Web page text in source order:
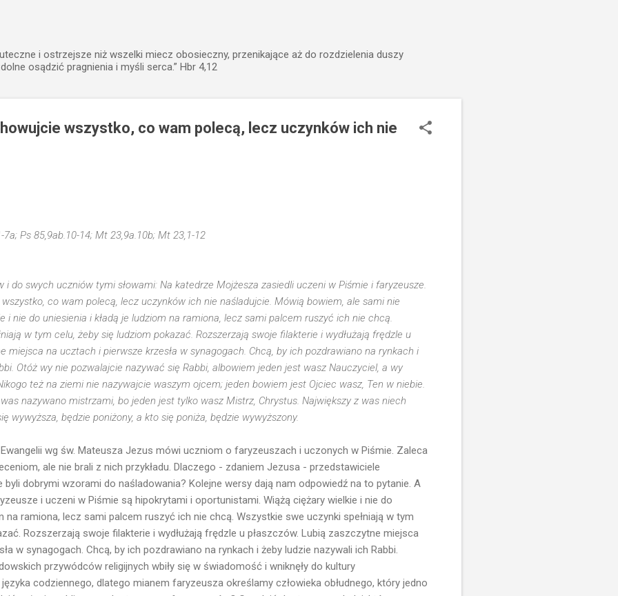
i ostrzejsze niż wszelki miecz obosieczny, przenikające aż do rozdzielenia duszy
osądzić pragnienia i myśli serca.” Hbr 4,12
wszystko, co wam polecą, lecz uczynków ich nie
Ps 85,9ab.10-14; Mt 23,9a.10b; Mt 23,1-12
i do swych uczniów tymi słowami: Na katedrze Mojżesza zasiedli uczeni w Piśmie i faryzeusze.
co wam polecą, lecz uczynków ich nie naśladujcie. Mówią bowiem, ale sami nie
i nie do uniesienia i kładą je ludziom na ramiona, lecz sami palcem ruszyć ich nie chcą.
w tym celu, żeby się ludziom pokazać. Rozszerzają swoje filakterie i wydłużają frędzle u
miejsca na ucztach i pierwsze krzesła w synagogach. Chcą, by ich pozdrawiano na rynkach i
Otóż wy nie pozwalajcie nazywać się Rabbi, albowiem jeden jest wasz Nauczyciel, a wy
też na ziemi nie nazywajcie waszym ojcem; jeden bowiem jest Ojciec wasz, Ten w niebie.
nazywano mistrzami, bo jeden jest tylko wasz Mistrz, Chrystus. Największy z was niech
wywyższa, będzie poniżony, a kto się poniża, będzie wywyższony.
wg św. Mateusza Jezus mówi uczniom o faryzeuszach i uczonych w Piśmie. Zaleca
ale nie brali z nich przykładu. Dlaczego - zdaniem Jezusa - przedstawiciele
byli dobrymi wzorami do naśladowania? Kolejne wersy dają nam odpowiedź na to pytanie. A
i uczeni w Piśmie są hipokrytami i oportunistami. Wiążą ciężary wielkie i nie do
na ramiona, lecz sami palcem ruszyć ich nie chcą. Wszystkie swe uczynki spełniają w tym
Rozszerzają swoje filakterie i wydłużają frędzle u płaszczów. Lubią zaszczytne miejsca
w synagogach. Chcą, by ich pozdrawiano na rynkach i żeby ludzie nazywali ich Rabbi.
przywódców religijnych wbiły się w świadomość i wniknęły do kultury
codziennego, dlatego mianem faryzeusza określamy człowieka obłudnego, który jedno